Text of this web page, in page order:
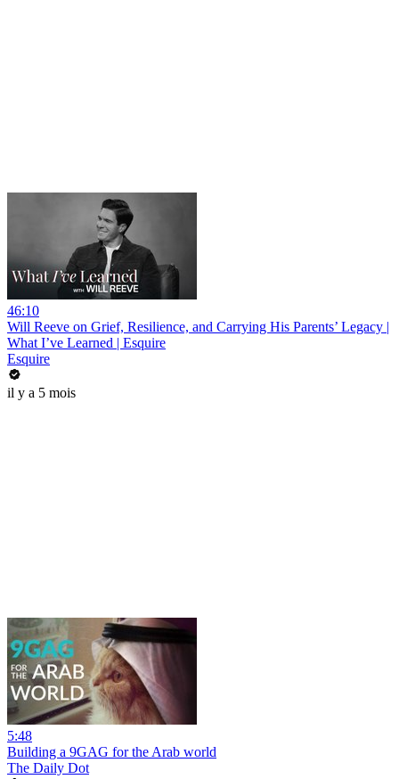
46:10
Will Reeve on Grief, Resilience, and Carrying His Parents’ Legacy |
What I’ve Learned | Esquire
Esquire
il y a 5 mois
5:48
Building a 9GAG for the Arab world
The Daily Dot